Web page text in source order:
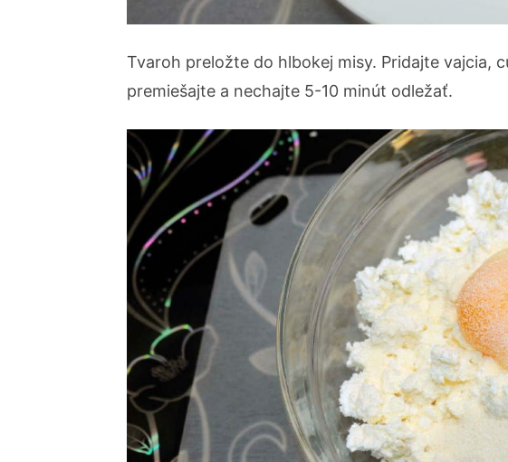
Tvaroh preložte do hlbokej misy. Pridajte vajcia,
premiešajte a nechajte 5-10 minút odležať.